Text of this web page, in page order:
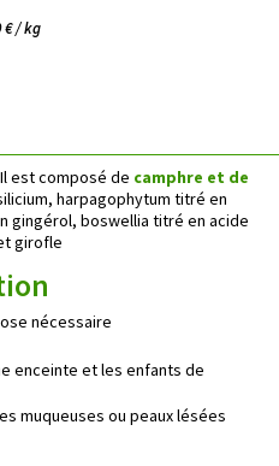
€ / kg
est composé de camphre et de
harpagophytum titré en
gingérol, boswellia titré en acide
girofle
nécessaire
enceinte et les enfants de
muqueuses ou peaux lésées